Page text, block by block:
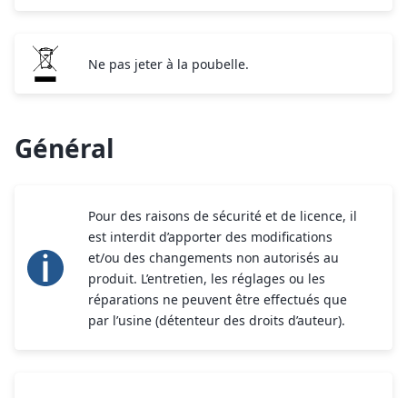
Ne pas jeter à la poubelle.
Général
Pour des raisons de sécurité et de licence, il
est interdit d’apporter des modifications
et/ou des changements non autorisés au
produit. L’entretien, les réglages ou les
réparations ne peuvent être effectués que
par l’usine (détenteur des droits d’auteur).